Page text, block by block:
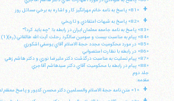
+ «81» پاسخ به نامه خانم مهرانگيز كار و اشاره به برخي مسائل روز
+
«82» پاسخ به شبهات اعتقادي و تاريخي
«83» پاسخ به نامه جامعه معلمان ايران در رابطه با: "چه بايد كرد؟"
«84» پيام به مناسبت بيست و سومين سالگرد رحلت آيت الله طالقاني (ره)(1)
«85» در مورد محكوميت مجدد حجة الاسلام آقاي يوسفي اشكوري
«86» در رابطه با نظارت استصوابي
«87» پيام تسليت به مناسبت درگذشت دكتر عليرضا نوري و دكتر هاشم زهي
«88» پيام در رابطه با محكوميت آقاي دكتر سيدهاشم آقاجري
جلد دوم
مقدمه:
+ «1» متن نامه حجة الاسلام والمسلمين دكتر محسن كديور و پاسخ معظم له